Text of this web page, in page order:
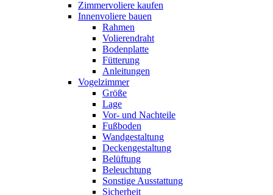
Zimmervoliere kaufen
Innenvoliere bauen
Rahmen
Volierendraht
Bodenplatte
Fütterung
Anleitungen
Vogelzimmer
Größe
Lage
Vor- und Nachteile
Fußboden
Wandgestaltung
Deckengestaltung
Belüftung
Beleuchtung
Sonstige Ausstattung
Sicherheit